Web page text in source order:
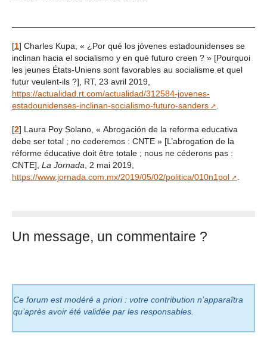
[1] Charles Kupa, « ¿Por qué los jóvenes estadounidenses se
inclinan hacia el socialismo y en qué futuro creen ? » [Pourquoi
les jeunes États-Uniens sont favorables au socialisme et quel
futur veulent-ils ?], RT, 23 avril 2019,
https://actualidad.rt.com/actualidad/312584-jovenes-
estadounidenses-inclinan-socialismo-futuro-sanders
[2] Laura Poy Solano, « Abrogación de la reforma educativa
debe ser total ; no cederemos : CNTE » [L’abrogation de la
réforme éducative doit être totale ; nous ne céderons pas :
CNTE], La Jornada, 2 mai 2019,
https://www.jornada.com.mx/2019/05/02/politica/010n1pol
.
Un message, un commentaire ?
Ce forum est modéré a priori : votre contribution n’apparaîtra
qu’après avoir été validée par les responsables.